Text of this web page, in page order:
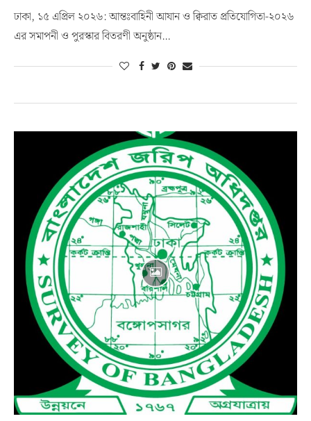
ঢাকা, ১৫ এপ্রিল ২০২৬: আন্তঃবাহিনী আযান ও ক্বিরাত প্রতিযোগিতা-২০২৬
এর সমাপনী ও পুরস্কার বিতরণী অনুষ্ঠান…